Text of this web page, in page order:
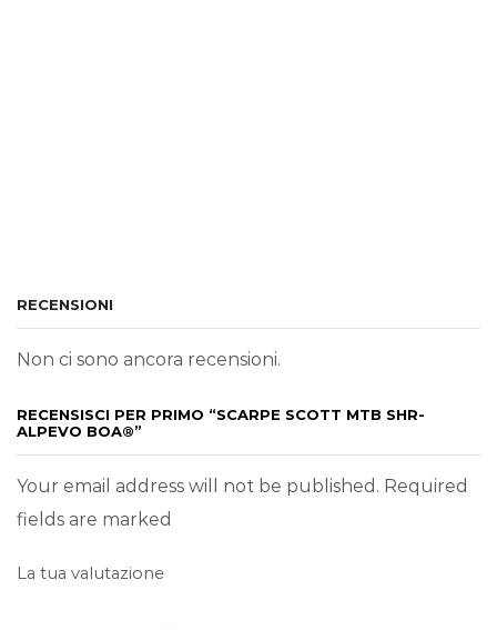
RECENSIONI
Non ci sono ancora recensioni.
RECENSISCI PER PRIMO “SCARPE SCOTT MTB SHR-
ALPEVO BOA®”
Your email address will not be published. Required
fields are marked
La tua valutazione